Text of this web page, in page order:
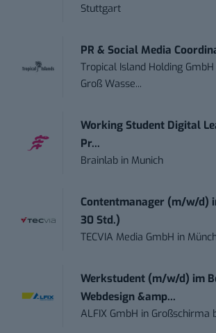
Stuttgart
PR & Social Media
Tropical Island Holding GmbH
Groß Wasse...
Working Student Digital
Pr...
Brainlab in Munich
Contentmanager (m/w/d)
30 Std.)
TECVIA Media GmbH in
Werkstudent (m/w/d) im
Webdesign &amp...
ALFIX GmbH in Großschirma